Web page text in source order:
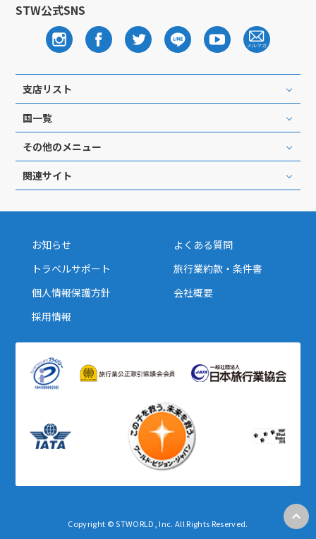
STW公式SNS
支店リスト
国一覧
その他のメニュー
関連サイト
お知らせ
よくある質問
トラベルサポート
旅行業約款・条件書
個人情報保護方針
会社概要
採用情報
Copyright © STWORLD, Inc. All Rights Reserved.